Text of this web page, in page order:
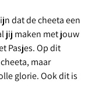
dat de cheeta een
jij maken met jouw
Pasjes. Op dit
maar
glorie. Ook dit is